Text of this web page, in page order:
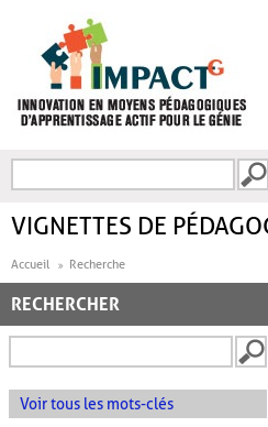
FORMULAIRE DE
VIGNETTES DE
Accueil Recherche
RECHERCHER
Voir tous les mots-clés